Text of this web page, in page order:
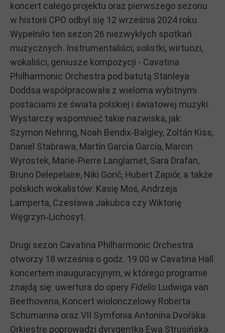
koncert całego projektu oraz pierwszego sezonu
w historii CPO odbył się 12 września 2024 roku.
Wypełniło ten sezon 26 niezwykłych spotkań
muzycznych. Instrumentaliści, solistki, wirtuozi,
wokaliści, geniusze kompozycji - Cavatina
Philharmonic Orchestra pod batutą Stanleya
Doddsa współpracowała z wieloma wybitnymi
postaciami ze świata polskiej i światowej muzyki.
Wystarczy wspomnieć takie nazwiska, jak:
Szymon Nehring, Noah Bendix‑Balgley, Zoltán Kiss,
Daniel Stabrawa, Martín García García, Marcin
Wyrostek, Marie‑Pierre Langlamet, Sara Drafan,
Bruno Delepelaire, Niki Gorič, Hubert Zapiór, a także
polskich wokalistów: Kasię Moś, Andrzeja
Lamperta, Czesława Jakubca czy Wiktorię
Węgrzyn‑Lichosyt.
Drugi sezon Cavatina Philharmonic Orchestra
otworzy 18 września o godz. 19.00 w Cavatina Hall
koncertem inauguracyjnym, w którego programie
znajdą się: uwertura do opery Fidelio Ludwiga van
Beethovena, Koncert wiolonczelowy Roberta
Schumanna oraz VII Symfonia Antonína Dvořáka.
Orkiestrę poprowadzi dyrygentka Ewa Strusińska.